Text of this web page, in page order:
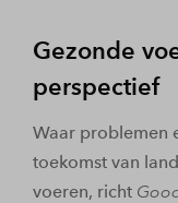
Gezonde
perspectief
Waar problemen
toekomst van
voeren, richt